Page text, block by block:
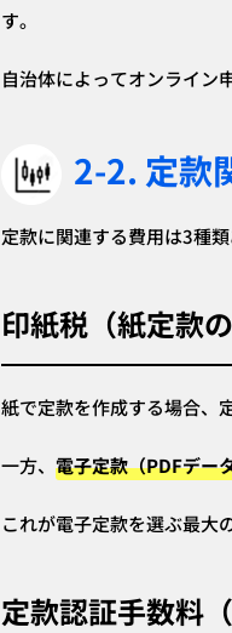
す。
自治体によってオンライン
2-2. 定款
定款に関連する費用は3種類
印紙税（紙定款
紙で定款を作成する場合、
一方、 電子定款（PDFデー
これが電子定款を選ぶ最大
定款認証手数料